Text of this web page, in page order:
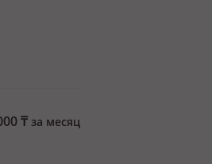
₸ за месяц